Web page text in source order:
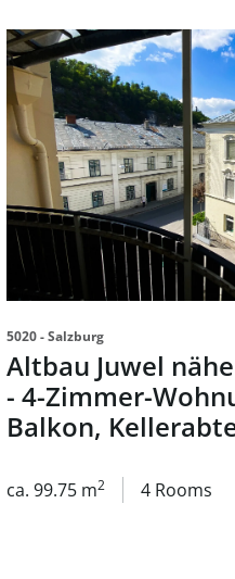
in 5023
link to page Altbau Juwel
5020 - Salzburg
Altbau Juwel
- 4-Zimmer-
Balkon,
ca. 99.75 m2 4 Rooms